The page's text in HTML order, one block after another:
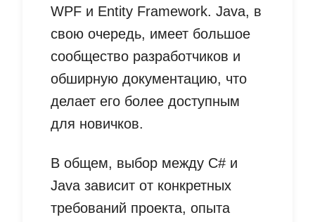
WPF и Entity Framework. Java, в
свою очередь, имеет большое
сообщество разработчиков и
обширную документацию, что
делает его более доступным
для новичков.
В общем, выбор между C# и
Java зависит от конкретных
требований проекта, опыта